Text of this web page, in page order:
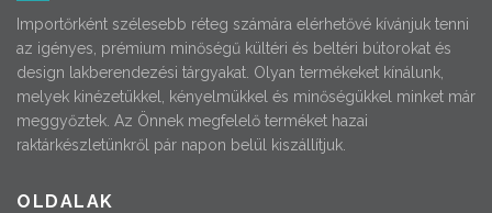
Importőrként szélesebb réteg számára elérhetővé kívánjuk tenni
az igényes, prémium minőségű kültéri és beltéri bútorokat és
design lakberendezési tárgyakat. Olyan termékeket kínálunk,
melyek kinézetükkel, kényelmükkel és minőségükkel minket már
meggyőztek. Az Önnek megfelelő terméket hazai
raktárkészletünkről pár napon belül kiszállítjuk.
OLDALAK